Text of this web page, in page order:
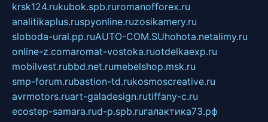
krsk124.rukubok.spb.ruromanofforex.ru
analitikaplus.ruspyonline.ruzosikamery.ru
sloboda-ural.pp.ruAUTO-COM.SUhohota.netalimy.ru
online-z.comaromat-vostoka.ruotdelkaexp.ru
mobilvest.rubbd.net.rumebelshop.msk.ru
smp-forum.rubastion-td.rukosmoscreative.ru
avrmotors.ruart-galadesign.rutiffany-c.ru
ecostep-samara.rud-p.spb.ruгалактика73.рф